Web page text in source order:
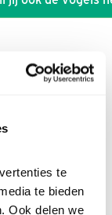
te
te bieden
Ook delen we